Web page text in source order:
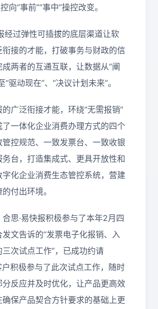
向“事前”“事中”操控改变。
经过弹性可插拔的底层渠道让软
衔接的才能，打破事务与财政的信
两者的互通互联，让数据从“阐
“驱动现在”、“决议计划未来”。
广泛衔接才能，环绕“无需报销”
了一体化企业消费办理方式的四个
控规范、一致发票台、一致收银
务台，打造集成式、更具开放性和
字化企业消费生态管控系统，营建
付出环境。
思·易快报积极参与了本年2月四
文告诉的“发票电子化报销、入
次试点工作”，已成功约请
积极参与了此次试点工作，随时
分反应并及时优化，让产品更高效
保产品契合方针要求的基础上更